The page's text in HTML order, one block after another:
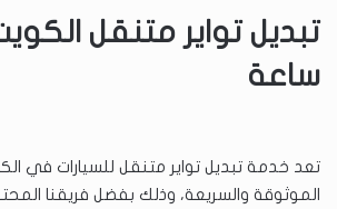
ساعة
تعد خدمة تبديل تواير متنقل للسيارات في
الموثوقة والسريعة، وذلك بفضل فريقنا